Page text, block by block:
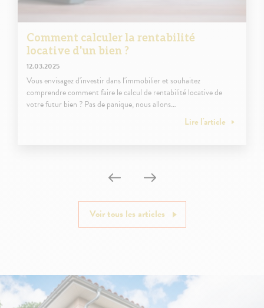
Comment calculer la rentabilité
locative d'un bien ?
12.03.2025
Vous envisagez d'investir dans l'immobilier et souhaitez
comprendre comment faire le calcul de rentabilité locative de
votre futur bien ? Pas de panique, nous allons…
Lire l'article
Voir tous les articles